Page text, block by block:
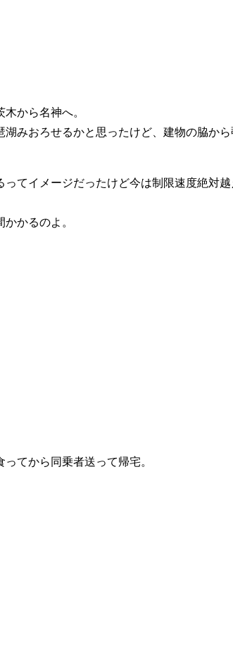
から名神へ。
みおろせるかと思ったけど、建物の脇から
てイメージだったけど今は制限速度絶対
かるのよ。
てから同乗者送って帰宅。